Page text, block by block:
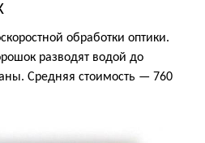
обработки оптики.
разводят водой до
Средняя стоимость — 760